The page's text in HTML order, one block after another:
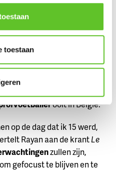
toestaan
als jongste Belg ooit
uit
ooit in België.
op de dag dat ik 15 werd,
Rayan aan de krantLe
zullen zijn,
gefocust te blijven en te